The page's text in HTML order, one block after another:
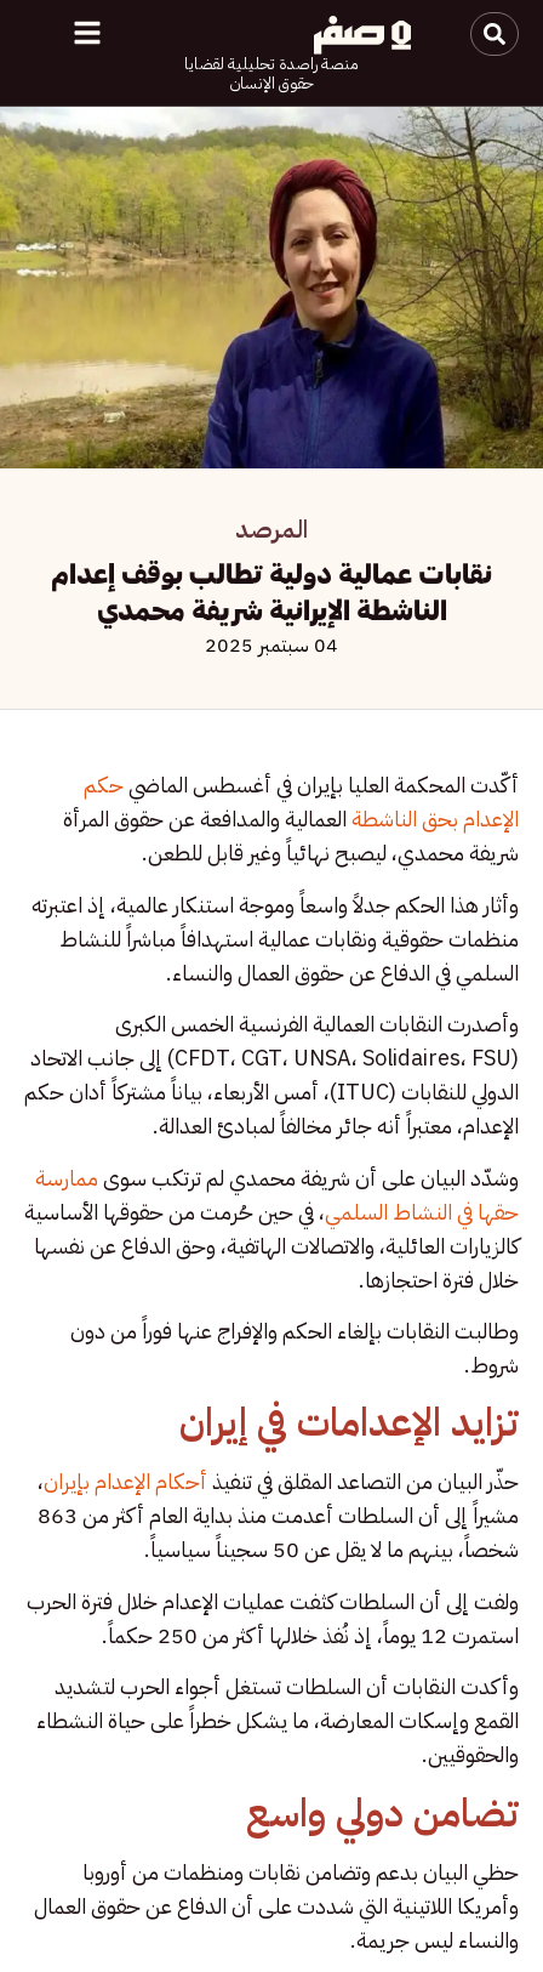
منصة راصدة تحليلية لقضايا
حقوق الإنسان
المرصد
نقابات عمالية دولية تطالب بوقف إعدام
الناشطة الإيرانية شريفة محمدي
04 سبتمبر 2025
أكّدت المحكمة العليا بإيران في أغسطس الماضيحكم
الإعدام بحق الناشطةالعمالية والمدافعة عن حقوق المرأة
شريفة محمدي، ليصبح نهائياً وغير قابل للطعن.
وأثار هذا الحكم جدلاً واسعاً وموجة استنكار عالمية، إذ اعتبرته
منظمات حقوقية ونقابات عمالية استهدافاً مباشراً للنشاط
السلمي في الدفاع عن حقوق العمال والنساء.
وأصدرت النقابات العمالية الفرنسية الخمس الكبرى
(CFDT، CGT، UNSA، Solidaires، FSU) إلى جانب الاتحاد
الدولي للنقابات (ITUC)، أمس الأربعاء، بياناً مشتركاً أدان حكم
الإعدام، معتبراً أنه جائر مخالفاً لمبادئ العدالة.
وشدّد البيان على أن شريفة محمدي لم ترتكب سوىممارسة
حقها في النشاط السلمي، في حين حُرمت من حقوقها الأساسية
كالزيارات العائلية، والاتصالات الهاتفية، وحق الدفاع عن نفسها
خلال فترة احتجازها.
وطالبت النقابات بإلغاء الحكم والإفراج عنها فوراً من دون
شروط.
تزايد الإعدامات في إيران
حذّر البيان من التصاعد المقلق في تنفيذأحكام الإعدام بإيران،
مشيراً إلى أن السلطات أعدمت منذ بداية العام أكثر من 863
شخصاً، بينهم ما لا يقل عن 50 سجيناً سياسياً.
ولفت إلى أن السلطات كثفت عمليات الإعدام خلال فترة الحرب
استمرت 12 يوماً، إذ نُفذ خلالها أكثر من 250 حكماً.
وأكدت النقابات أن السلطات تستغل أجواء الحرب لتشديد
القمع وإسكات المعارضة، ما يشكل خطراً على حياة النشطاء
والحقوقيين.
تضامن دولي واسع
حظي البيان بدعم وتضامن نقابات ومنظمات من أوروبا
وأمريكا اللاتينية التي شددت على أن الدفاع عن حقوق العمال
والنساء ليس جريمة.